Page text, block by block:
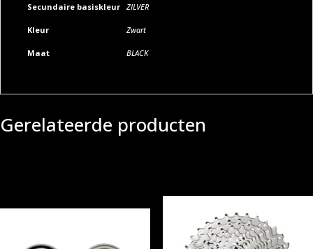
Secundaire basiskleur ZILVER
Kleur Zwart
Maat BLACK
Gerelateerde producten